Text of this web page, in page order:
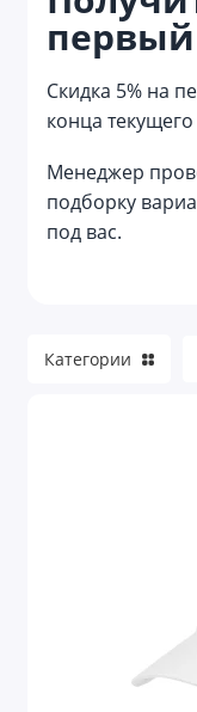
первый
Скидка 5% на
конца
Менеджер
подборку
под вас.
Жилеты
Куртки
Носки
Обувь
Одежда для
Рабочая
Категории